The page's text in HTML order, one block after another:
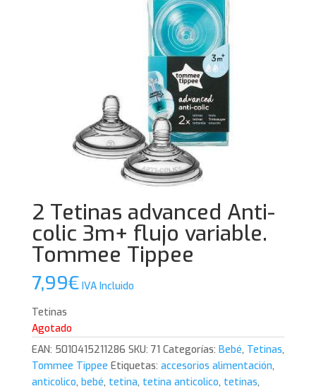
2 Tetinas advanced Anti-
colic 3m+ flujo variable.
Tommee Tippee
7,99€ IVA Incluido
Tetinas
Agotado
EAN: 5010415211286 SKU: 71 Categorías: Bebé, Tetinas,
Tommee Tippee Etiquetas: accesorios alimentación,
anticolico, bebé, tetina, tetina anticolico, tetinas,